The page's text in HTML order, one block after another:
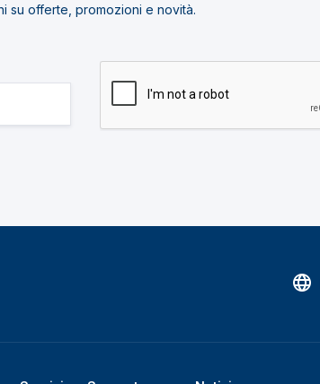
su offerte, promozioni e novità.